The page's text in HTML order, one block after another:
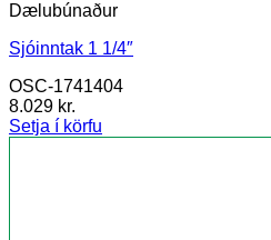
Dælubúnaður
Sjóinntak 1 1/4″
OSC-1741404
8.029 kr.
Setja í körfu